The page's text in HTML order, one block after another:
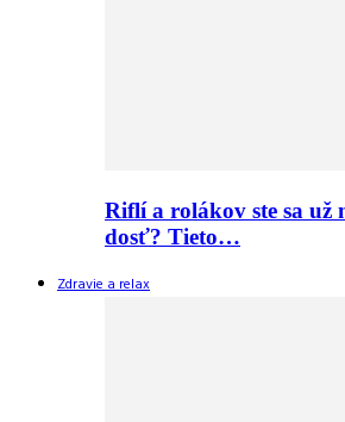
Riflí a rolákov ste sa už
dosť? Tieto…
Zdravie a relax